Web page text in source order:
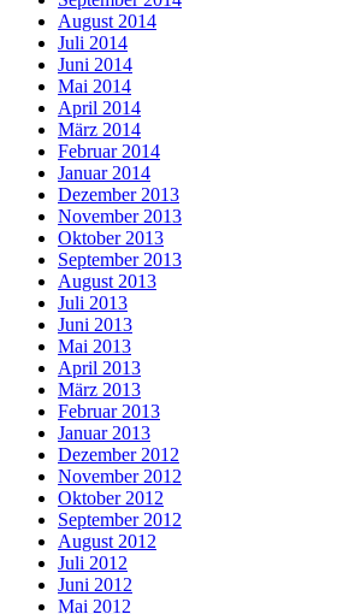
August 2014
Juli 2014
Juni 2014
Mai 2014
April 2014
März 2014
Februar 2014
Januar 2014
Dezember 2013
November 2013
Oktober 2013
September 2013
August 2013
Juli 2013
Juni 2013
Mai 2013
April 2013
März 2013
Februar 2013
Januar 2013
Dezember 2012
November 2012
Oktober 2012
September 2012
August 2012
Juli 2012
Juni 2012
Mai 2012